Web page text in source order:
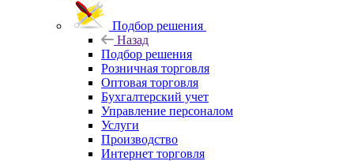
Подбор решения
Назад
Подбор решения
Розничная торговля
Оптовая торговля
Бухгалтерский учет
Управление персоналом
Услуги
Производство
Интернет торговля